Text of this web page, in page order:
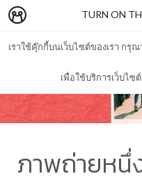
เราใช้คุ๊กกี้บนเว็บไซต์ของเรา กรุ
เพื่อใช้บริการเว็บไซต์
TURN ON
ภาพถ่ายหนึ่